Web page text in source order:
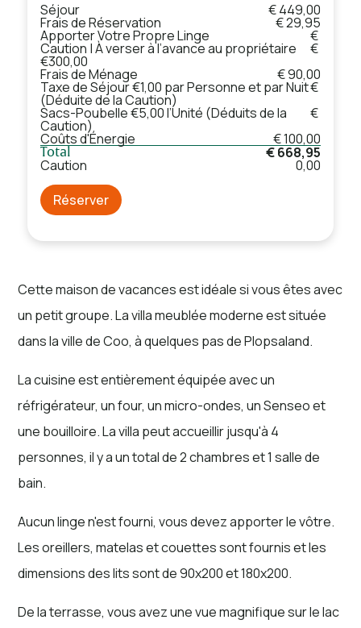
Séjour € 449,00
Frais de Réservation € 29,95
Apporter Votre Propre Linge €
Caution | À verser à l’avance au propriétaire
€300,00
€
Frais de Ménage
€ 90,00
Taxe de Séjour €1,00 par Personne et par Nuit
(Déduite de la Caution)
€
Sacs-Poubelle €5,00 l’Unité (Déduits de la
Caution)
€
Coûts d'Énergie
€ 100,00
Total € 668,95
Caution
0,00
Réserver
Cette maison de vacances est idéale si vous êtes avec
un petit groupe. La villa meublée moderne est située
dans la ville de Coo, à quelques pas de Plopsaland.
La cuisine est entièrement équipée avec un
réfrigérateur, un four, un micro-ondes, un Senseo et
une bouilloire. La villa peut accueillir jusqu'à 4
personnes, il y a un total de 2 chambres et 1 salle de
bain.
Aucun linge n'est fourni, vous devez apporter le vôtre.
Les oreillers, matelas et couettes sont fournis et les
dimensions des lits sont de 90x200 et 180x200.
De la terrasse, vous avez une vue magnifique sur le lac